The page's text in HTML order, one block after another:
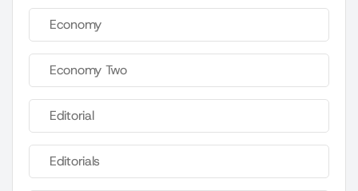
Economy
Economy Two
Editorial
Editorials